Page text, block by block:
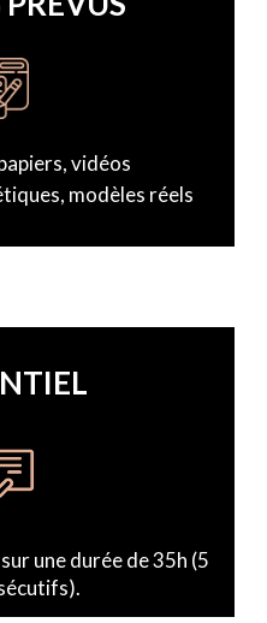
vidéos
modèles réels
une durée de 35h (5